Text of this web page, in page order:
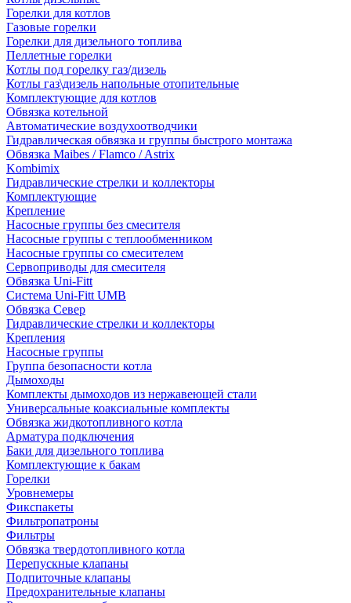
Горелки для котлов
Газовые горелки
Горелки для дизельного топлива
Пеллетные горелки
Котлы под горелку газ/дизель
Котлы газ\дизель напольные отопительные
Комплектующие для котлов
Обвязка котельной
Автоматические воздухоотводчики
Гидравлическая обвязка и группы быстрого монтажа
Обвязка Maibes / Flamco / Astrix
Kombimix
Гидравлические стрелки и коллекторы
Комплектующие
Крепление
Насосные группы без смесителя
Насосные группы с теплообменником
Насосные группы со смесителем
Сервоприводы для смесителя
Обвязка Uni-Fitt
Система Uni-Fitt UMB
Обвязка Север
Гидравлические стрелки и коллекторы
Крепления
Насосные группы
Группа безопасности котла
Дымоходы
Комплекты дымоходов из нержавеющей стали
Универсальные коаксиальные комплекты
Обвязка жидкотопливного котла
Арматура подключения
Баки для дизельного топлива
Комплектующие к бакам
Горелки
Уровнемеры
Фикспакеты
Фильтропатроны
Фильтры
Обвязка твердотопливного котла
Перепускные клапаны
Подпиточные клапаны
Предохранительные клапаны